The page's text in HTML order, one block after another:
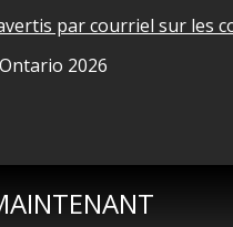
par courriel sur les
2026